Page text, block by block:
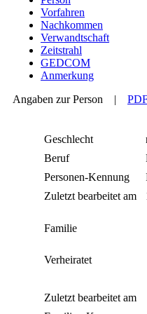
Vorfahren
Nachkommen
Verwandtschaft
Zeitstrahl
GEDCOM
Anmerkung
Angaben zur Person |
Geschlecht
Beruf
Personen-Kennung
Zuletzt bearbeitet am
Familie
Verheiratet
Zuletzt bearbeitet am